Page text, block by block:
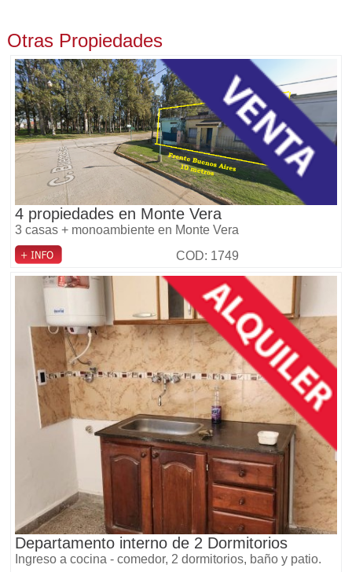
Otras Propiedades
4 propiedades en Monte Vera
3 casas + monoambiente en Monte Vera
COD: 1749
Departamento interno de 2 Dormitorios
Ingreso a cocina - comedor, 2 dormitorios, baño y patio.